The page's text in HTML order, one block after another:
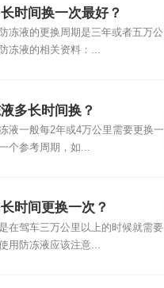
时间换一次最好？
冻液的更换周期是三年或者五万公
冻液的相关资料：...
多长时间换？
液一般每2年或4万公里需要更换一
个参考周期，如...
时间更换一次？
在驾车三万公里以上的时候就需要
用防冻液应该注意...